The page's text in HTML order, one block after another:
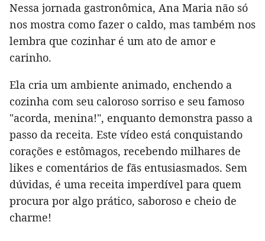
Nessa jornada gastronômica, Ana Maria não só
nos mostra como fazer o caldo, mas também nos
lembra que cozinhar é um ato de amor e
carinho.
Ela cria um ambiente animado, enchendo a
cozinha com seu caloroso sorriso e seu famoso
"acorda, menina!", enquanto demonstra passo a
passo da receita. Este vídeo está conquistando
corações e estômagos, recebendo milhares de
likes e comentários de fãs entusiasmados. Sem
dúvidas, é uma receita imperdível para quem
procura por algo prático, saboroso e cheio de
charme!